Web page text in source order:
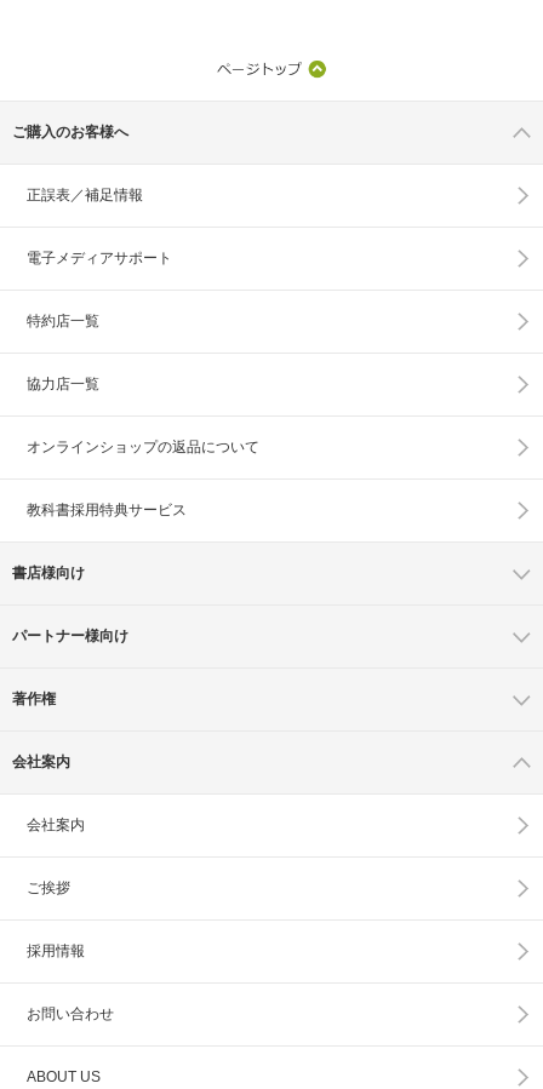
ご購入のお客様へ
正誤表／補足情報
電子メディアサポート
特約店一覧
協力店一覧
オンラインショップの返品について
教科書採用特典サービス
書店様向け
パートナー様向け
著作権
会社案内
会社案内
ご挨拶
採用情報
お問い合わせ
ABOUT US